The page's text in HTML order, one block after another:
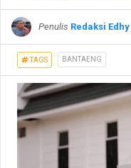
Penulis Redaksi
TAGS BANTAENG